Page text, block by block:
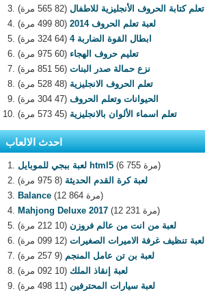
تعلم كتابة الحروف الأنجليزية للاطفال (82 565 مرة)
لعبة تعلم الحروف 2014
(80 499 مرة)
ابطال القوة الضاربة 4
(64 324 مرة)
تعليم حروف الهجاء (60 975 مرة)
نزع حمالة صدر البنات (56 851 مرة)
تعلم الحروف الانجليزية (48 528 مرة)
الحيوانات وتعلم الحروف (47 304 مرة)
تعلم اسماء الألوان بالانجليزية (45 573 مرة)
احدث الالعاب
لعبة ببجي للموبايل html5
(6 755 مرة)
لعبة كرة القدم الحديثة (8 975 مرة)
Balance
(12 864 مرة)
Mahjong Deluxe 2017
(12 231 مرة)
لعبة من انت من عالم فروزن (10 212 مرة)
لعبة تنظيف غرفة الاميرات الصغيرات (12 099 مرة)
لعبة بن تن عامل المنجم (9 257 مرة)
لعبة إنقاذ الملك (10 092 مرة)
لعبة سيارات المحترفين (11 498 مرة)